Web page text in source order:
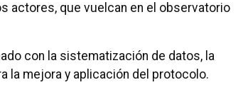
actores, que vuelcan en el observatorio
con la sistematización de datos, la
la mejora y aplicación del protocolo.